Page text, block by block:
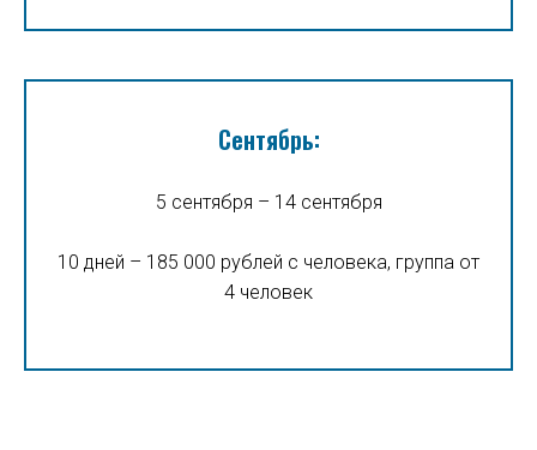
Сентябрь:
5 сентября – 14 сентября
10 дней – 185 000 рублей с человека, группа от
4 человек